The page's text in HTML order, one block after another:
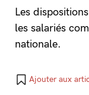
Les
les salariés
nationale.
Ajouter aux